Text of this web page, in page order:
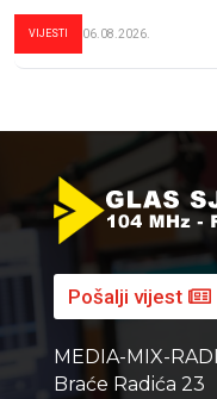
VIJESTI 06.08.2026.
Pošalji vijest
MEDIA-MIX-
Braće Radića 23